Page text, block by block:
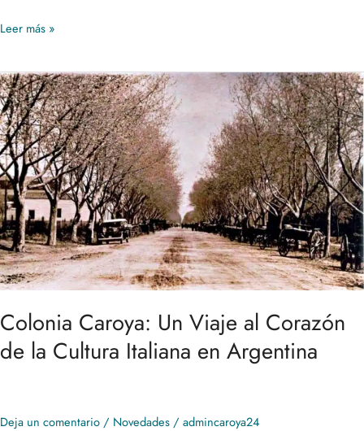
Leer más »
Colonia Caroya: Un Viaje al Corazón
de la Cultura Italiana en Argentina
Deja un comentario / Novedades / admincaroya24
Colonia
Caroya:
Un
Viaje
al
Corazón
de
la
Cultura
Italiana
en
Argentina